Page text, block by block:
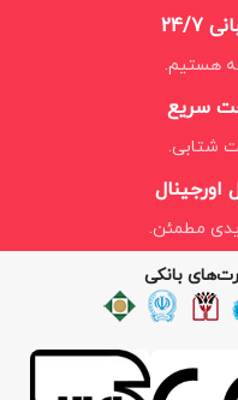
24/7
هستیم.
سریع
شتابی.
مطمئن.
بانکی